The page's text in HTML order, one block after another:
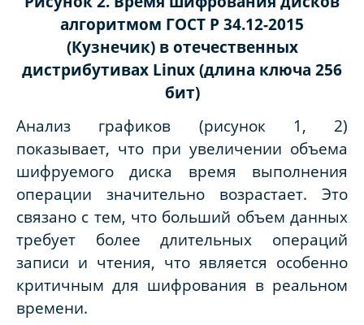
алгоритмом ГОСТ Р 34.12-2015
(Кузнечик) в отечественных
дистрибутивах Linux (длина ключа 256
бит)
Анализ графиков (рисунок 1, 2)
показывает, что при увеличении объема
шифруемого диска время выполнения
операции значительно возрастает. Это
связано с тем, что больший объем данных
требует более длительных операций
записи и чтения, что является особенно
критичным для шифрования в реальном
времени.